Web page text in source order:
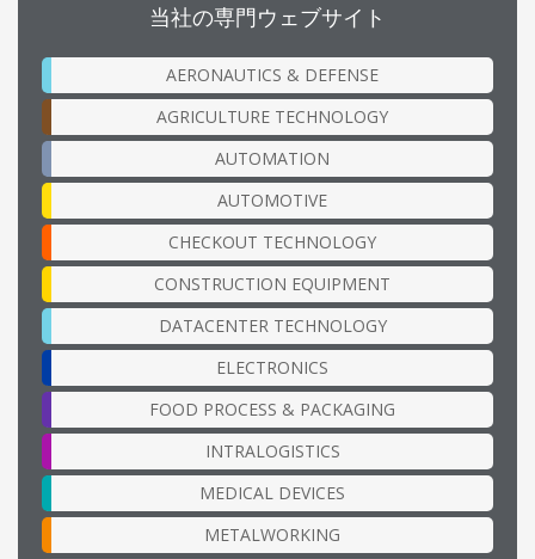
当社の専門ウェブサイト
AERONAUTICS & DEFENSE
AGRICULTURE TECHNOLOGY
AUTOMATION
AUTOMOTIVE
CHECKOUT TECHNOLOGY
CONSTRUCTION EQUIPMENT
DATACENTER TECHNOLOGY
ELECTRONICS
FOOD PROCESS & PACKAGING
INTRALOGISTICS
MEDICAL DEVICES
METALWORKING